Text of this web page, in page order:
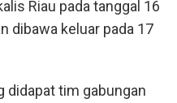
Riau pada tanggal 16
dibawa keluar pada 17
didapat tim gabungan